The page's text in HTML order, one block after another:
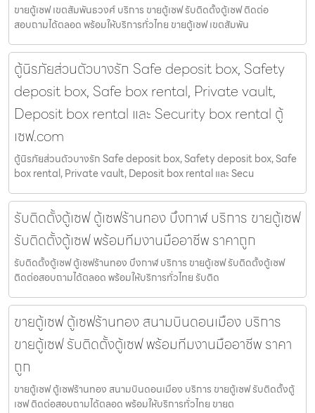
ขายตู้เซฟ เขตสัมพันธวงศ์ บริการ ขายตู้เซฟ รับติดตั้งตู้เซฟ ติดต่อ
สอบถามได้ตลอด พร้อมให้บริการทั่วไทย ขายตู้เซฟ เขตสัมพัน
ตู้นิรภัยส่วนตัวบางรัก Safe deposit box, Safety
deposit box, Safe box rental, Private vault,
Deposit box rental และ Security box rental ตู้
เซฟ.com
ตู้นิรภัยส่วนตัวบางรัก Safe deposit box, Safety deposit box, Safe
box rental, Private vault, Deposit box rental และ Secu
รับติดตั้งตู้เซฟ ตู้เซฟร้านทอง บึงกาฬ บริการ ขายตู้เซฟ
รับติดตั้งตู้เซฟ พร้อมทีมงานมืออาชีพ ราคาถูก
รับติดตั้งตู้เซฟ ตู้เซฟร้านทอง บึงกาฬ บริการ ขายตู้เซฟ รับติดตั้งตู้เซฟ
ติดต่อสอบถามได้ตลอด พร้อมให้บริการทั่วไทย รับติด
ขายตู้เซฟ ตู้เซฟร้านทอง สนามบินดอนเมือง บริการ
ขายตู้เซฟ รับติดตั้งตู้เซฟ พร้อมทีมงานมืออาชีพ ราคา
ถูก
ขายตู้เซฟ ตู้เซฟร้านทอง สนามบินดอนเมือง บริการ ขายตู้เซฟ รับติดตั้งตู้
เซฟ ติดต่อสอบถามได้ตลอด พร้อมให้บริการทั่วไทย ขายต